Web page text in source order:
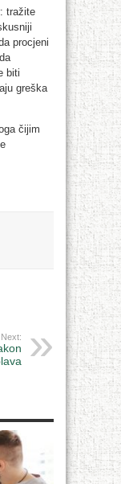
tražite
procjeni
biti
greška
čijim
Next: